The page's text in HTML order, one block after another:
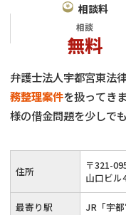
相談料
相談
無料
弁護士法人宇都宮東法
務整理案件を扱ってき
様の借金問題を少しで
なって問題解決にあ
でも無料で対応します
思いますが、支払い時
せていただきます。ぜ
住所 〒321-
山口ビル
最寄り駅 JR「宇